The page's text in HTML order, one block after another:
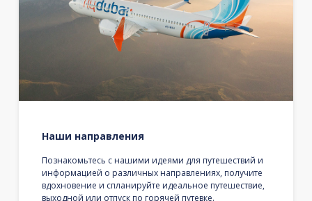
Наши направления
Познакомьтесь с нашими идеями для путешествий и
информацией о различных направлениях, получите
вдохновение и спланируйте идеальное путешествие,
выходной или отпуск по горячей путевке.